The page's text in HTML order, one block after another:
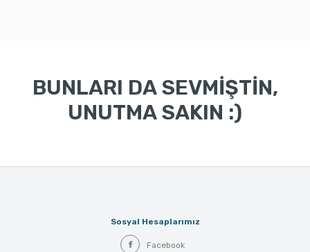
BUNLARI DA SEVMİŞTİN,
UNUTMA SAKIN :)
Sosyal Hesaplarımız
Facebook